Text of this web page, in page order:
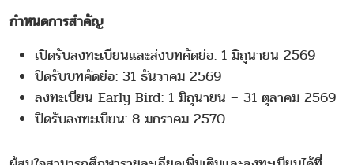
กำหนดการสำคัญ
เปิดรับลงทะเบียนและส่งบทคัดย่อ: 1 มิถุนายน 2569
ปิดรับบทคัดย่อ: 31 ธันวาคม 2569
ลงทะเบียน Early Bird: 1 มิถุนายน – 31 ตุลาคม 2569
ปิดรับลงทะเบียน: 8 มกราคม 2570